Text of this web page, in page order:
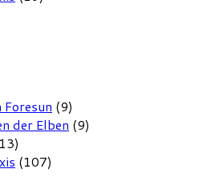
Foresun (9)
der Elben (9)
(107)